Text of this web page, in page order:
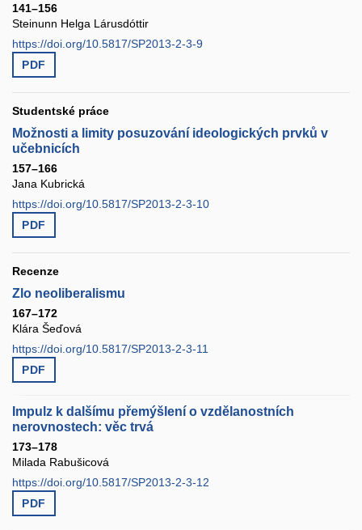
141–156
Steinunn Helga Lárusdóttir
https://doi.org/10.5817/SP2013-2-3-9
PDF
Studentské práce
Možnosti a limity posuzování ideologických prvků v
učebnicích
157–166
Jana Kubrická
https://doi.org/10.5817/SP2013-2-3-10
PDF
Recenze
Zlo neoliberalismu
167–172
Klára Šeďová
https://doi.org/10.5817/SP2013-2-3-11
PDF
Impulz k dalšímu přemýšlení o vzdělanostních
nerovnostech: věc trvá
173–178
Milada Rabušicová
https://doi.org/10.5817/SP2013-2-3-12
PDF